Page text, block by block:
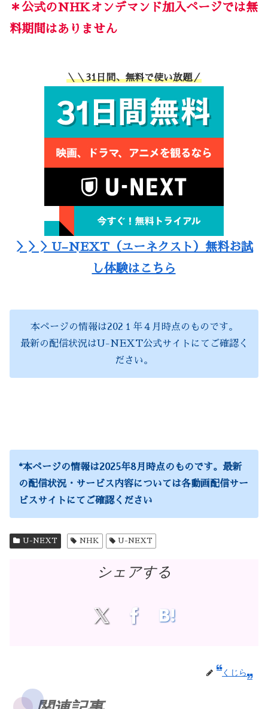
＊公式のNHKオンデマンド加入ページでは無
料期間はありません
＼＼31日間、無料で使い放題／
＞＞＞U–NEXT（ユーネクスト）無料お試
し体験はこちら
本ページの情報は202１年４月時点のものです。
最新の配信状況はU-NEXT公式サイトにてご確認く
ださい。
*本ページの情報は2025年8月時点のものです。最新
の配信状況・サービス内容については各動画配信サー
ビスサイトにてご確認ください
U-NEXT NHK U-NEXT
シェアする
くじら